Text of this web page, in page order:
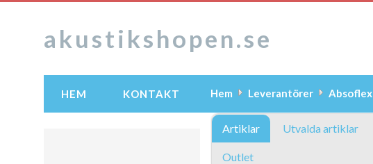
akustikshopen.se
HEM KONTAKT Hem Leverantörer Absoflex
Artiklar Utvalda artiklar
Outlet